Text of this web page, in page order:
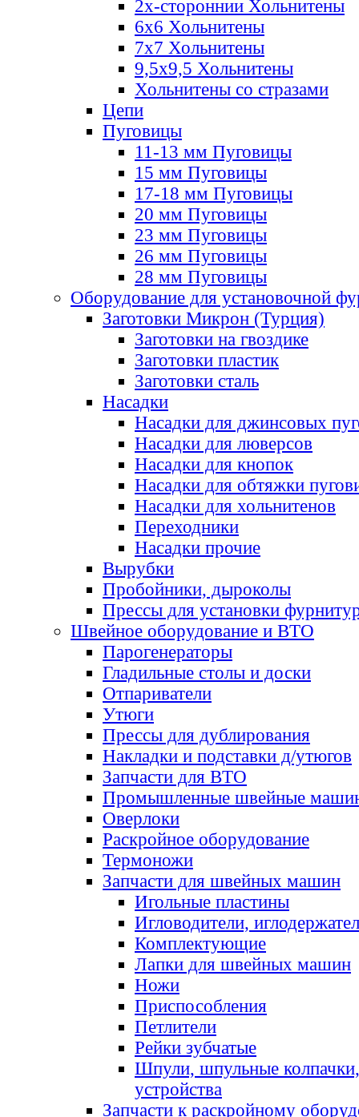
2х-стороннии Хольнитены
6х6 Хольнитены
7х7 Хольнитены
9,5х9,5 Хольнитены
Хольнитены со стразами
Цепи
Пуговицы
11-13 мм Пуговицы
15 мм Пуговицы
17-18 мм Пуговицы
20 мм Пуговицы
23 мм Пуговицы
26 мм Пуговицы
28 мм Пуговицы
Оборудование для установочной
Заготовки Микрон (Турция)
Заготовки на гвоздике
Заготовки пластик
Заготовки сталь
Насадки
Насадки для джинсовых
Насадки для люверсов
Насадки для кнопок
Насадки для обтяжки
Насадки для хольнитенов
Переходники
Насадки прочие
Вырубки
Пробойники, дыроколы
Прессы для установки
Швейное оборудование и ВТО
Парогенераторы
Гладильные столы и доски
Отпариватели
Утюги
Прессы для дублирования
Накладки и подставки д/утюгов
Запчасти для ВТО
Промышленные швейные
Оверлоки
Раскройное оборудование
Термоножи
Запчасти для швейных машин
Игольные пластины
Игловодители,
Комплектующие
Лапки для швейных машин
Ножи
Приспособления
Петлители
Рейки зубчатые
Шпули, шпульные
устройства
Запчасти к раскройному